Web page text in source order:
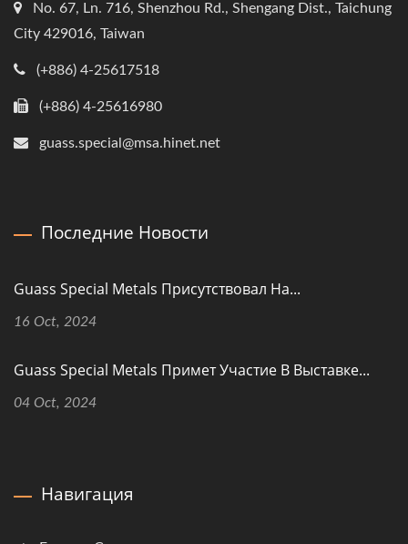
No. 67, Ln. 716, Shenzhou Rd., Shengang Dist., Taichung
City 429016, Taiwan
(+886) 4-25617518
(+886) 4-25616980
guass.special@msa.hinet.net
Последние Новости
Guass Special Metals Присутствовал На...
16 Oct, 2024
Guass Special Metals Примет Участие В Выставке...
04 Oct, 2024
Навигация